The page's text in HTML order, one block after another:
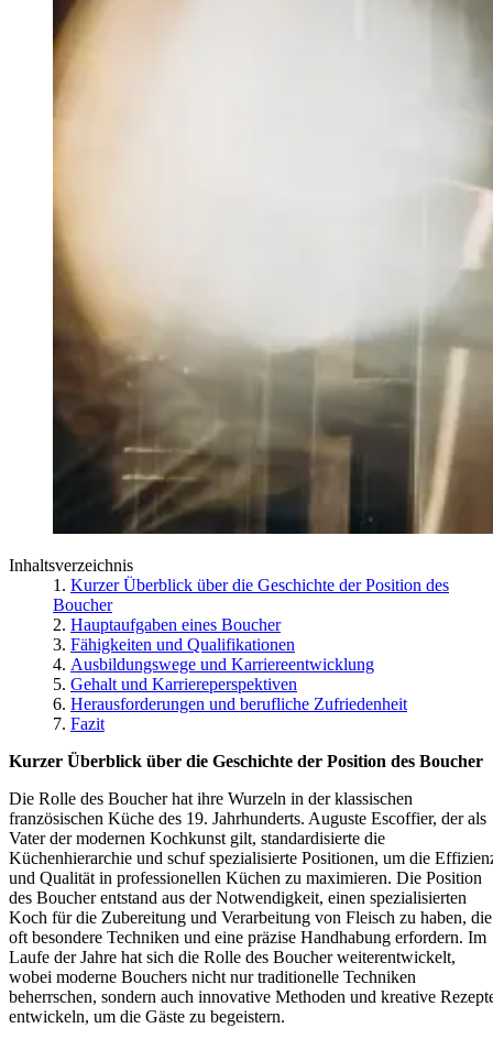
Inhaltsverzeichnis
Kurzer Überblick über die Geschichte der Position des
Boucher
Hauptaufgaben eines Boucher
Fähigkeiten und Qualifikationen
Ausbildungswege und Karriereentwicklung
Gehalt und Karriereperspektiven
Herausforderungen und berufliche Zufriedenheit
Fazit
Kurzer Überblick über die Geschichte der Position des Boucher
Die Rolle des Boucher hat ihre Wurzeln in der klassischen
französischen Küche des 19. Jahrhunderts. Auguste Escoffier, der als
Vater der modernen Kochkunst gilt, standardisierte die
Küchenhierarchie und schuf spezialisierte Positionen, um die
und Qualität in professionellen Küchen zu maximieren. Die Position
des Boucher entstand aus der Notwendigkeit, einen spezialisierten
Koch für die Zubereitung und Verarbeitung von Fleisch zu haben, die
oft besondere Techniken und eine präzise Handhabung erfordern. Im
Laufe der Jahre hat sich die Rolle des Boucher weiterentwickelt,
wobei moderne Bouchers nicht nur traditionelle Techniken
beherrschen, sondern auch innovative Methoden und kreative
entwickeln, um die Gäste zu begeistern.